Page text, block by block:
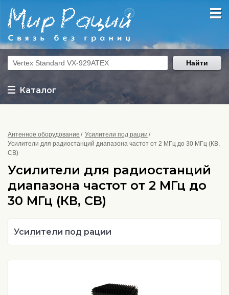
Каталог
Найти
Антенное оборудование
Усилители под рации
Усилители для радиостанций диапазона частот от 2 МГц до 30 МГц (КВ,
CB)
Усилители для радиостанций
диапазона частот от 2 МГц до
30 МГц (КВ, CB)
Усилители под рации